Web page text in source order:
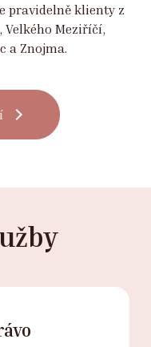
pravidelně klienty z
Velkého Meziříčí,
a Znojma.